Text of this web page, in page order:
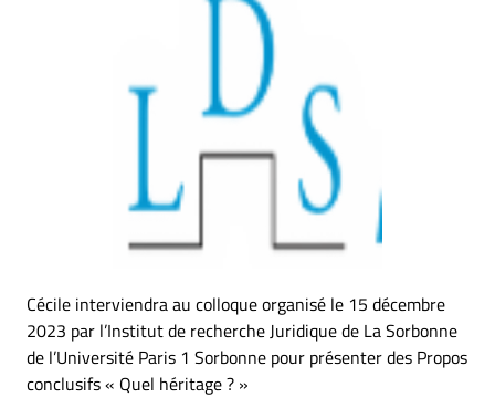
Cécile interviendra au colloque organisé le 15 décembre
2023 par l’Institut de recherche Juridique de La Sorbonne
de l’Université Paris 1 Sorbonne pour présenter des Propos
conclusifs « Quel héritage ? »